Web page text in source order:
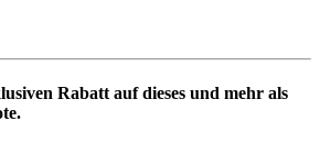
Rabatt auf dieses und mehr als